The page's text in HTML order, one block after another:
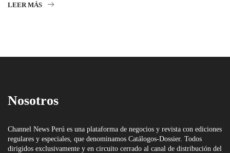
LEER MÁS
Nosotros
Channel News Perú es una plataforma de negocios y revista con ediciones
regulares y especiales, que denominamos Catálogos-Dossier. Todos
dirigidos exclusivamente y en circuito cerrado al canal de distribución del